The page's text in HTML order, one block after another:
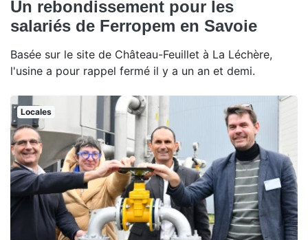
Un rebondissement pour les
salariés de Ferropem en Savoie
Basée sur le site de Château-Feuillet à La Léchère,
l'usine a pour rappel fermé il y a un an et demi.
Locales